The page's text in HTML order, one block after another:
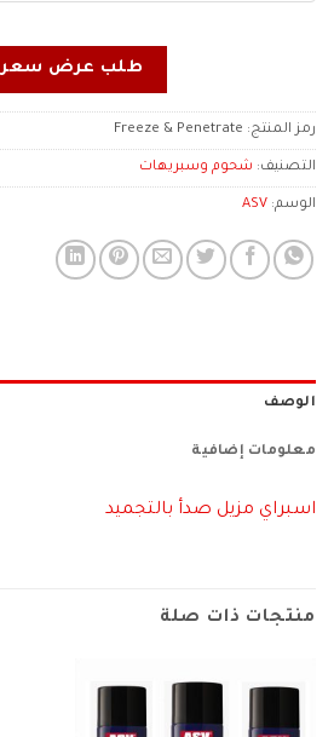
طلب عرض سعر
رمز المنتج: Freeze & Penetrate
التصنيف: شحوم وسبريهات
الوسم: ASV
الوصف
معلومات إضافية
اسبراي مزيل صدأ بالتجميد
منتجات ذات صلة